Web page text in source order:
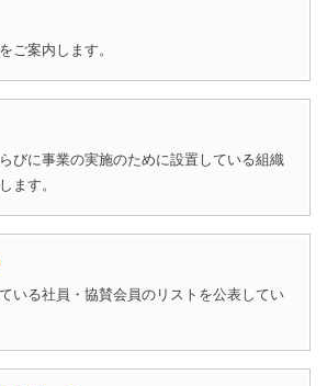
ご案内します。
びに事業の実施のために設置している組織
ます。
いる社員・協賛会員のリストを公表してい